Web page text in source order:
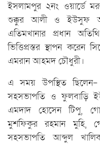
ইসলামপুর ২নং ওয়ার্ডে
শুক্কুর আলী ও ইউসুফ
এতিমখানার প্রধান
ভিত্তিপ্রস্তর স্থাপন
এমরান আহমদ চৌধুরী।
এ সময় উপস্থিত
সহসভাপতি ও ফুলবাড়ি
এমদাদ হোসেন টিপু,
মুশফিকুর রহমান মুহি,
সহসভাপতি আব্দুল